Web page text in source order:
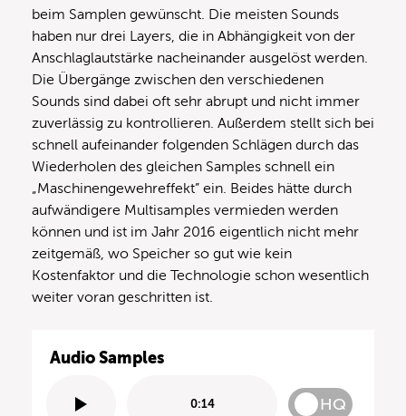
beim Samplen gewünscht. Die meisten Sounds
haben nur drei Layers, die in Abhängigkeit von der
Anschlaglautstärke nacheinander ausgelöst werden.
Die Übergänge zwischen den verschiedenen
Sounds sind dabei oft sehr abrupt und nicht immer
zuverlässig zu kontrollieren. Außerdem stellt sich bei
schnell aufeinander folgenden Schlägen durch das
Wiederholen des gleichen Samples schnell ein
„Maschinengewehreffekt” ein. Beides hätte durch
aufwändigere Multisamples vermieden werden
können und ist im Jahr 2016 eigentlich nicht mehr
zeitgemäß, wo Speicher so gut wie kein
Kostenfaktor und die Technologie schon wesentlich
weiter voran geschritten ist.
Audio Samples
0:14 HQ